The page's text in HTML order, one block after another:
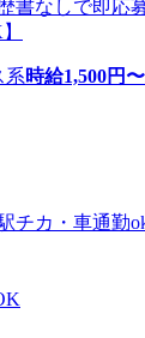
書なしで即応
系時給1,500円〜
チカ・車通勤